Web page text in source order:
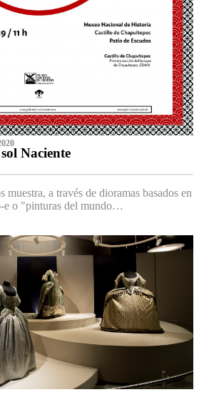
Naciente
muestra, a través de dioramas basados en
e o "pinturas del mundo…